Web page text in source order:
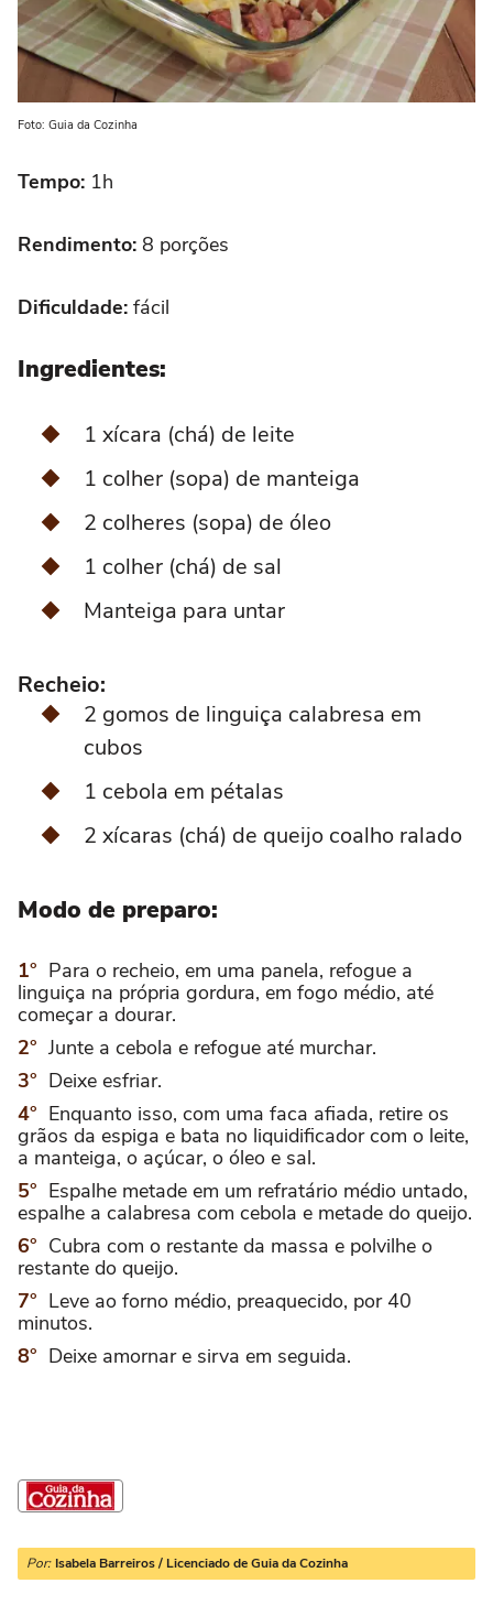
Foto: Guia da Cozinha
Tempo: 1h
Rendimento: 8 porções
Dificuldade: fácil
Ingredientes:
1 xícara (chá) de leite
1 colher (sopa) de manteiga
2 colheres (sopa) de óleo
1 colher (chá) de sal
Manteiga para untar
Recheio:
2 gomos de linguiça calabresa em
cubos
1 cebola em pétalas
2 xícaras (chá) de queijo coalho ralado
Modo de preparo:
Para o recheio, em uma panela, refogue a
linguiça na própria gordura, em fogo médio, até
começar a dourar.
Junte a cebola e refogue até murchar.
Deixe esfriar.
Enquanto isso, com uma faca afiada, retire os
grãos da espiga e bata no liquidificador com o leite,
a manteiga, o açúcar, o óleo e sal.
Espalhe metade em um refratário médio untado,
espalhe a calabresa com cebola e metade do queijo.
Cubra com o restante da massa e polvilhe o
restante do queijo.
Leve ao forno médio, preaquecido, por 40
minutos.
Deixe amornar e sirva em seguida.
Por: Isabela Barreiros / Licenciado de Guia da Cozinha